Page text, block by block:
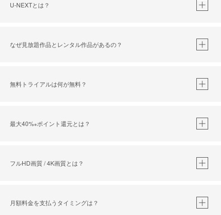
U-NEXTとは？
なぜ見放題作品とレンタル作品があるの？
無料トライアルは何が無料？
最大40%※ポイント還元とは？
※40％ポイント還元の対象は、クレジットカード決済による作品の購入 / レンタルです。
iOSアプリのUコイン決済による作品の購入 / レンタルは、20％のポイント還元です。
フルHD画質 / 4K画質とは？
月額料金を支払うタイミングは？